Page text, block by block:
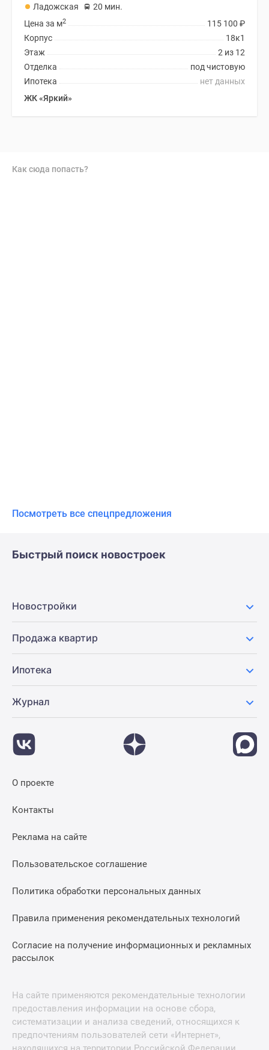
Ладожская
20 мин.
115 100 ₽
Цена за м2
18к1
Корпус
2 из 12
Этаж
под чистовую
Отделка
нет данных
Ипотека
ЖК «Яркий»
Как сюда попасть?
Посмотреть все спецпредложения
Быстрый поиск новостроек
Новостройки
Продажа квартир
Ипотека
Журнал
О проекте
Контакты
Реклама на сайте
Пользовательское соглашение
Политика обработки персональных данных
Правила применения рекомендательных технологий
Согласие на получение информационных и рекламных
рассылок
На сайте применяются рекомендательные технологии
предоставления информации на основе сбора,
систематизации и анализа сведений, относящихся к
предпочтениям пользователей сети «Интернет»,